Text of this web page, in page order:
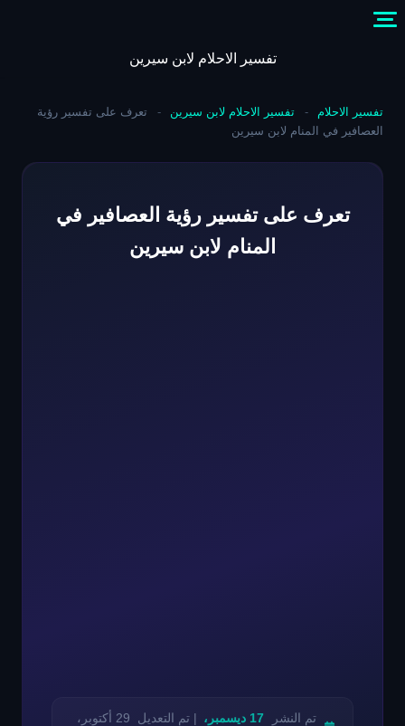
content
تفسير الاحلام لابن سيرين
تفسير الاحلام - تفسير الاحلام لابن سيرين -
تعرف على تفسير رؤية
العصافير في المنام لابن سيرين
تعرف على تفسير رؤية العصافير في
المنام لابن سيرين
تم النشر
17 ديسمبر،
| تم التعديل
29 أكتوبر،